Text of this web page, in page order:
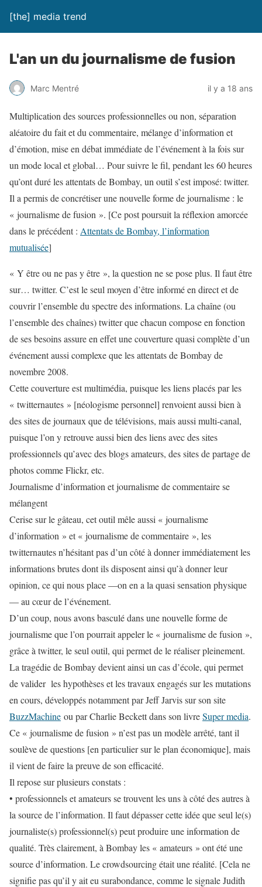
[the] media trend
L'an un du journalisme de fusion
Marc Mentré il y a 18 ans
Multiplication des sources professionnelles ou non, séparation
aléatoire du fait et du commentaire, mélange d’information et
d’émotion, mise en débat immédiate de l’événement à la fois sur
un mode local et global… Pour suivre le fil, pendant les 60 heures
qu’ont duré les attentats de Bombay, un outil s’est imposé: twitter.
Il a permis de concrétiser une nouvelle forme de journalisme : le
« journalisme de fusion ». [Ce post poursuit la réflexion amorcée
dans le précédent : Attentats de Bombay, l’information
mutualisée]
« Y être ou ne pas y être », la question ne se pose plus. Il faut être
sur… twitter. C’est le seul moyen d’être informé en direct et de
couvrir l’ensemble du spectre des informations. La chaîne (ou
l’ensemble des chaînes)twitterque chacun compose en fonction
de ses besoins assure en effet une couverture quasi complète d’un
événement aussi complexe que les attentats de Bombay de
novembre 2008.
Cette couverture est multimédia, puisque les liens placés par les
« twitternautes » [néologisme personnel] renvoient aussi bien à
des sites de journaux que de télévisions, mais aussi multi-canal,
puisque l’on y retrouve aussi bien des liens avec des sites
professionnels qu’avec des blogs amateurs, des sites de partage de
photos comme Flickr, etc.
Journalisme d’information et journalisme de commentaire se
mélangent
Cerise sur le gâteau, cet outil mêle aussi « journalisme
d’information » et « journalisme de commentaire », les
twitternautes n’hésitant pas d’un côté à donner immédiatement les
informations brutes dont ils disposent ainsi qu’à donner leur
opinion, ce qui nous place —on en a la quasi sensation physique
— au cœur de l’événement.
D’un coup, nous avons basculé dans une nouvelle forme de
journalisme que l’on pourrait appeler le « journalisme de fusion »,
grâce à twitter, le seul outil, qui permet de le réaliser pleinement.
La tragédie de Bombay devient ainsi un cas d’école, qui permet
de valider les hypothèses et les travaux engagés sur les mutations
en cours, développés notamment par Jeff Jarvis sur son site
BuzzMachine ou par Charlie Beckett dans son livreSuper media.
Ce « journalisme de fusion » n’est pas un modèle arrêté, tant il
soulève de questions [en particulier sur le plan économique], mais
il vient de faire la preuve de son efficacité.
Il repose sur plusieurs constats :
• professionnels et amateursse trouvent les uns à côté des autres à
la source de l’information. Il faut dépasser cette idée que seul le(s)
journaliste(s) professionnel(s) peut produire une information de
qualité. Très clairement, à Bombay les « amateurs » ont été une
source d’information. Lecrowdsourcingétait une réalité. [Cela ne
signifie pas qu’il y ait eu surabondance, comme le signale Judith